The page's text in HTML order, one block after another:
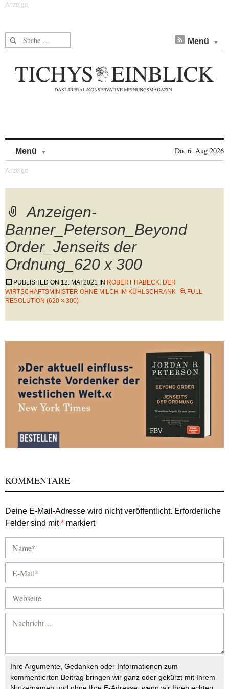
Suche nach: Menü
Menü Do, 6. Aug 2026
Anzeigen-
Banner_Peterson_Beyond
Order_Jenseits der
Ordnung_620 x 300
PUBLISHED ON 12. MAI 2021 IN ROBERT HABECK: DER
WIRTSCHAFTSMINISTER OHNE MILCH IM KÜHLSCHRANK
FULL
RESOLUTION (620 × 300)
KOMMENTARE
Deine E-Mail-Adresse wird nicht veröffentlicht. Erforderliche
Felder sind mit* markiert
Ihre Argumente, Gedanken oder Informationen zum
kommentierten Beitrag bringen wir ganz oder gekürzt mit Ihrem